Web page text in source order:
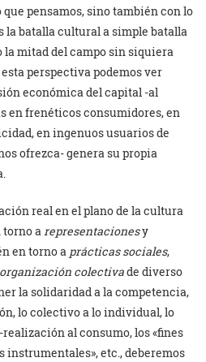
pensamos, sino también con lo
la batalla cultural a simple batalla
la mitad del campo sin siquiera
perspectiva podemos ver
económica del capital -al
en frenéticos consumidores, en
en ingenuos usuarios de
ofrezca- genera su propia
real en el plano de la cultura
torno arepresentacionesy
en torno a prácticas sociales,
organización colectivade diverso
la solidaridad a la competencia,
lo colectivo a lo individual, lo
al consumo, los «fines
instrumentales», etc., deberemos